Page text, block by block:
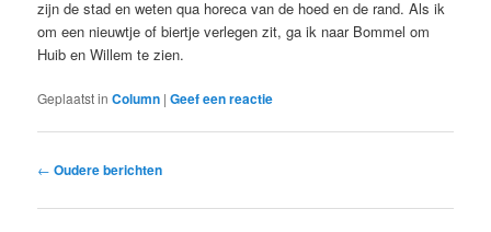
zijn de stad en weten qua horeca van de hoed en de rand. Als ik
om een nieuwtje of biertje verlegen zit, ga ik naar Bommel om
Huib en Willem te zien.
Geplaatst in Column |Geef een reactie
Bericht
← Oudere berichten